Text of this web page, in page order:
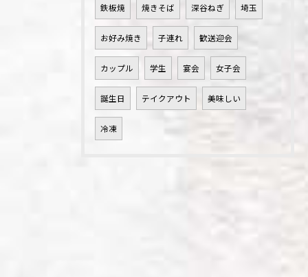
鉄板焼 焼きそば 深谷ねぎ 埼玉
お好み焼き 子連れ 歓送迎会
カップル 学生 宴会 女子会
誕生日 テイクアウト 美味しい
冷凍